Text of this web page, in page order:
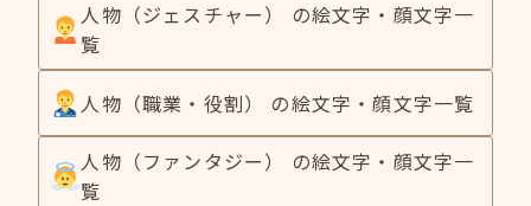
人物（ジェスチャー） の絵文字・顔文字一
覧
人物（職業・役割） の絵文字・顔文字一覧
人物（ファンタジー） の絵文字・顔文字一
覧